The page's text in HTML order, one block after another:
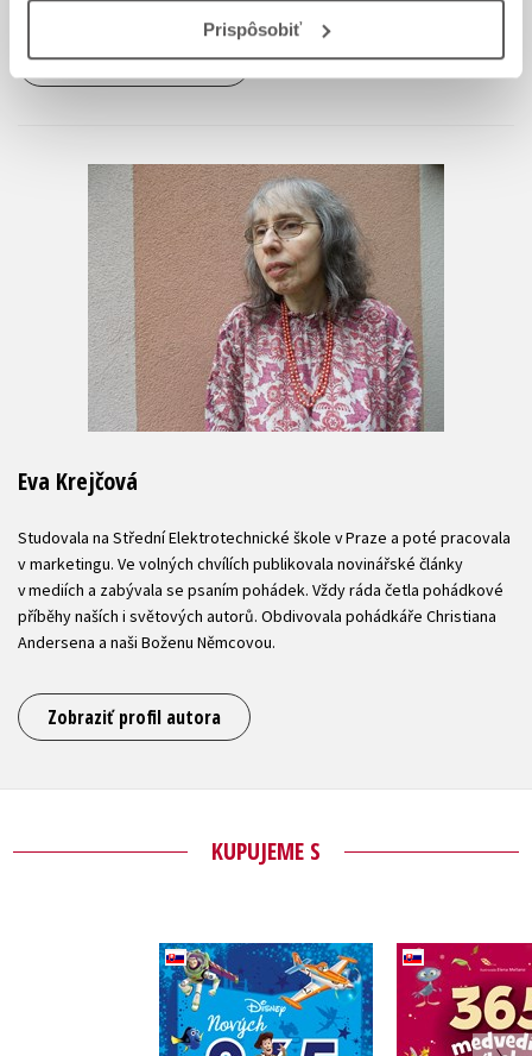
Prispôsobiť
Zobraziť profil autora
Eva Krejčová
Studovala na Střední Elektrotechnické škole v Praze a poté pracovala
v marketingu. Ve volných chvílích publikovala novinářské články
v mediích a zabývala se psaním pohádek. Vždy ráda četla pohádkové
příběhy naších i světových autorů. Obdivovala pohádkáře Christiana
Andersena a naši Boženu Němcovou.
Zobraziť profil autora
KUPUJEME S
Disney - Nových 365
rozprávok do
postieľky
Kolektiv
365
Christian